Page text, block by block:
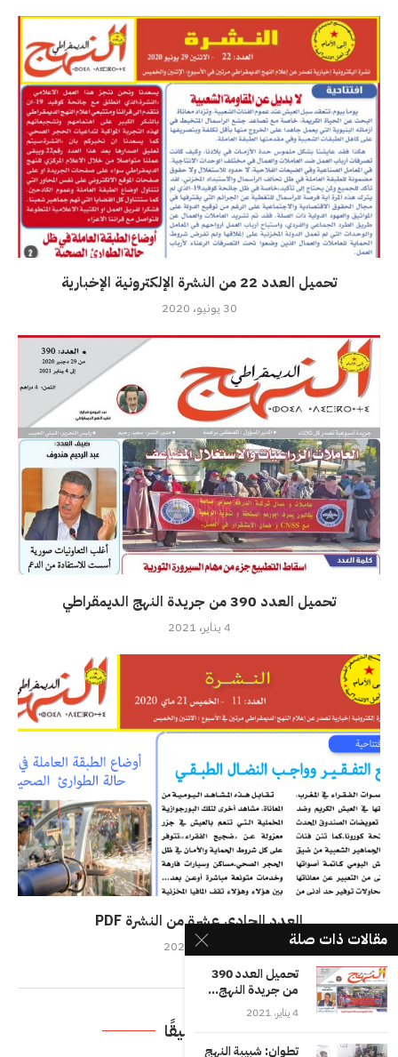
تحميل العدد 22 من النشرة الإلكترونية الإخبارية
30 يونيو، 2020
تحميل العدد 390 من جريدة النهج الديمقراطي
4 يناير، 2021
العدد الحادي عشرة من النشرة PDF
اترك تعليقًا
مقالات ذات صلة
تحميل العدد 390
من جريدة النهج...
4 يناير، 2021
تطوان: شبيبة النهج